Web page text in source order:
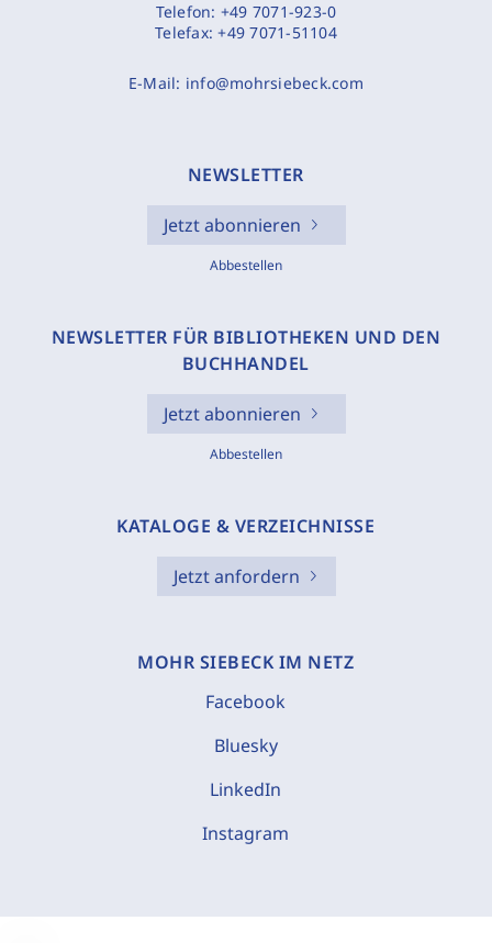
Telefon: +49 7071-923-0
Telefax:+49 7071-51104
E-Mail: info@mohrsiebeck.com
NEWSLETTER
Jetzt abonnieren
Abbestellen
NEWSLETTER FÜR BIBLIOTHEKEN UND DEN
BUCHHANDEL
Jetzt abonnieren
Abbestellen
KATALOGE & VERZEICHNISSE
Jetzt anfordern
MOHR SIEBECK IM NETZ
Facebook
Bluesky
LinkedIn
Instagram